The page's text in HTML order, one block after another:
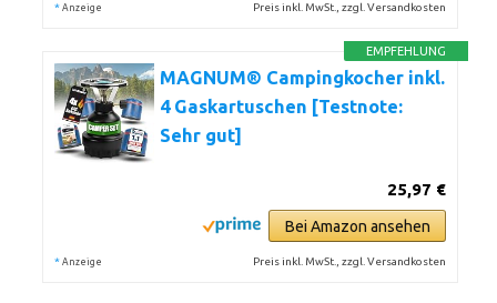
* Anzeige Preis inkl. MwSt., zzgl. Versandkosten
EMPFEHLUNG
MAGNUM® Campingkocher inkl.
4 Gaskartuschen [Testnote:
Sehr gut]
25,97 €
Bei Amazon ansehen
* Anzeige Preis inkl. MwSt., zzgl. Versandkosten